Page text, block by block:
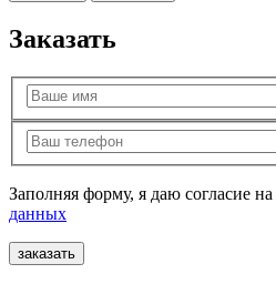
Заказать
Заполняя форму, я даю согласие на
данных